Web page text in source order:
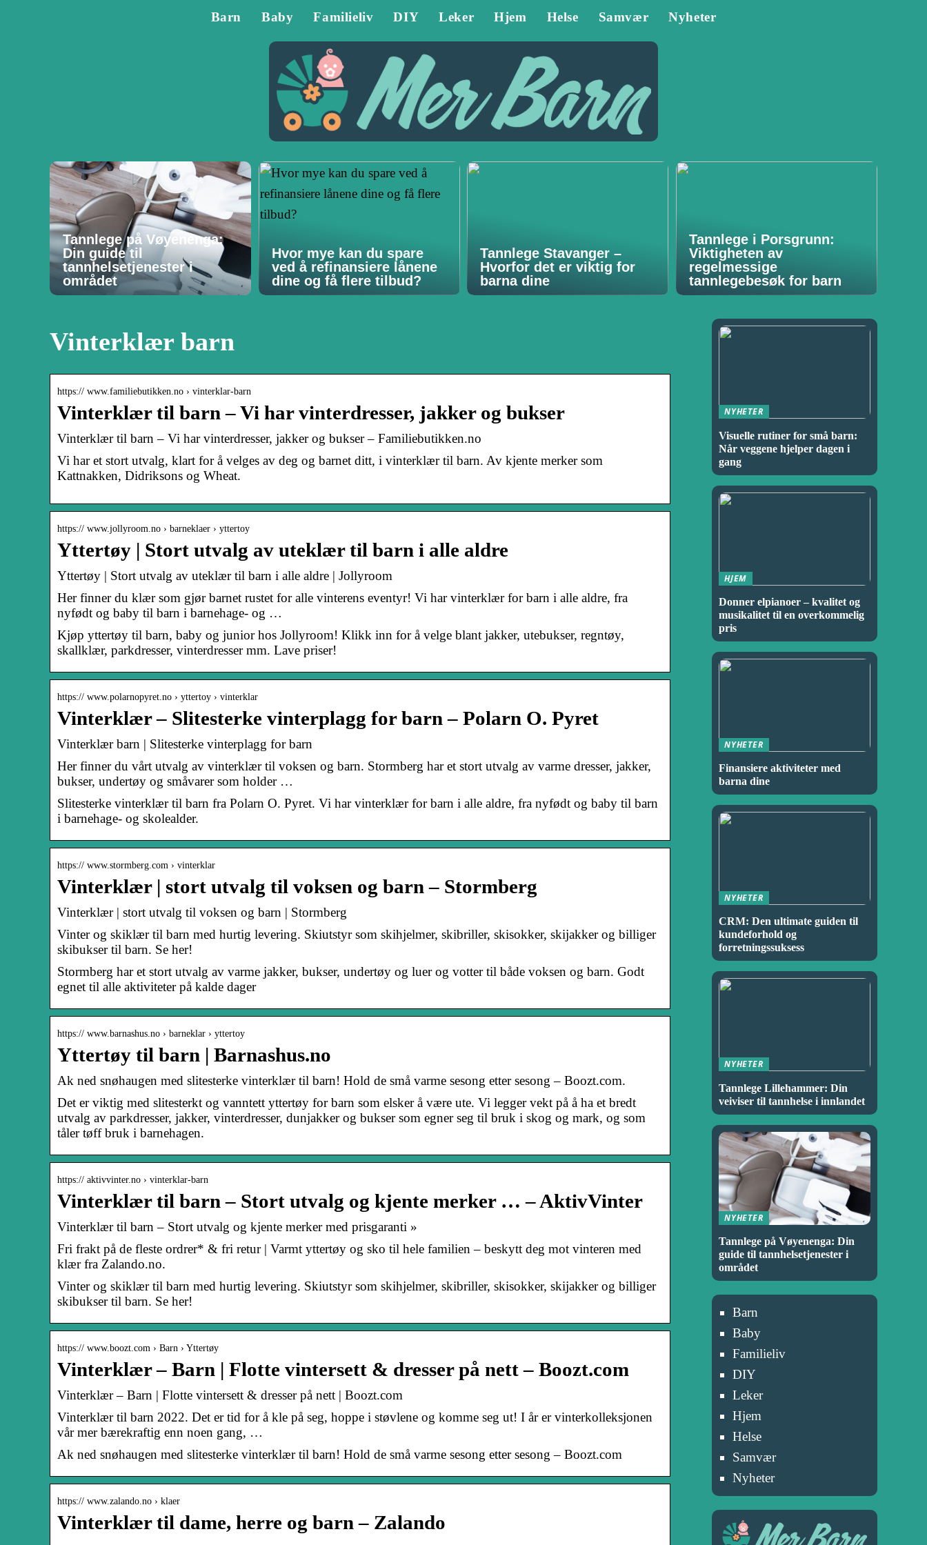
Barn Baby Familieliv DIY Leker Hjem Helse Samvær Nyheter
Tannlege på Vøyenenga:
Din guide til
tannhelsetjenester i
området
Hvor mye kan du spare
ved å refinansiere lånene
dine og få flere tilbud?
Tannlege Stavanger –
Hvorfor det er viktig for
barna dine
Tannlege i Porsgrunn:
Viktigheten av
regelmessige
tannlegebesøk for barn
Vinterklær barn
https:// www.familiebutikken.no › vinterklar-barn
Vinterklær til barn – Vi har vinterdresser, jakker og bukser
Vinterklær til barn – Vi har vinterdresser, jakker og bukser – Familiebutikken.no
Vi har et stort utvalg, klart for å velges av deg og barnet ditt, i vinterklær til barn. Av kjente merker som
Kattnakken, Didriksons og Wheat.
https:// www.jollyroom.no › barneklaer › yttertoy
Yttertøy | Stort utvalg av uteklær til barn i alle aldre
Yttertøy | Stort utvalg av uteklær til barn i alle aldre | Jollyroom
Her finner du klær som gjør barnet rustet for alle vinterens eventyr! Vi har vinterklær for barn i alle aldre, fra
nyfødt og baby til barn i barnehage- og …
Kjøp yttertøy til barn, baby og junior hos Jollyroom! Klikk inn for å velge blant jakker, utebukser, regntøy,
skallklær, parkdresser, vinterdresser mm. Lave priser!
https:// www.polarnopyret.no › yttertoy › vinterklar
Vinterklær – Slitesterke vinterplagg for barn – Polarn O. Pyret
Vinterklær barn | Slitesterke vinterplagg for barn
Her finner du vårt utvalg av vinterklær til voksen og barn. Stormberg har et stort utvalg av varme dresser, jakker,
bukser, undertøy og småvarer som holder …
Slitesterke vinterklær til barn fra Polarn O. Pyret. Vi har vinterklær for barn i alle aldre, fra nyfødt og baby til barn
i barnehage- og skolealder.
https:// www.stormberg.com › vinterklar
Vinterklær | stort utvalg til voksen og barn – Stormberg
Vinterklær | stort utvalg til voksen og barn | Stormberg
Vinter og skiklær til barn med hurtig levering. Skiutstyr som skihjelmer, skibriller, skisokker, skijakker og billiger
skibukser til barn. Se her!
Stormberg har et stort utvalg av varme jakker, bukser, undertøy og luer og votter til både voksen og barn. Godt
egnet til alle aktiviteter på kalde dager
https:// www.barnashus.no › barneklar › yttertoy
Yttertøy til barn | Barnashus.no
Ak ned snøhaugen med slitesterke vinterklær til barn! Hold de små varme sesong etter sesong – Boozt.com.
Det er viktig med slitesterkt og vanntett yttertøy for barn som elsker å være ute. Vi legger vekt på å ha et bredt
utvalg av parkdresser, jakker, vinterdresser, dunjakker og bukser som egner seg til bruk i skog og mark, og som
tåler tøff bruk i barnehagen.
https:// aktivvinter.no › vinterklar-barn
Vinterklær til barn – Stort utvalg og kjente merker … – AktivVinter
Vinterklær til barn – Stort utvalg og kjente merker med prisgaranti »
Fri frakt på de fleste ordrer* & fri retur | Varmt yttertøy og sko til hele familien – beskytt deg mot vinteren med
klær fra Zalando.no.
Vinter og skiklær til barn med hurtig levering. Skiutstyr som skihjelmer, skibriller, skisokker, skijakker og billiger
skibukser til barn. Se her!
https:// www.boozt.com › Barn › Yttertøy
Vinterklær – Barn | Flotte vintersett & dresser på nett – Boozt.com
Vinterklær – Barn | Flotte vintersett & dresser på nett | Boozt.com
Vinterklær til barn 2022. Det er tid for å kle på seg, hoppe i støvlene og komme seg ut! I år er vinterkolleksjonen
vår mer bærekraftig enn noen gang, …
Ak ned snøhaugen med slitesterke vinterklær til barn! Hold de små varme sesong etter sesong – Boozt.com
https:// www.zalando.no › klaer
Vinterklær til dame, herre og barn – Zalando
NYHETER
Visuelle rutiner for små barn:
Når veggene hjelper dagen i
gang
HJEM
Donner elpianoer – kvalitet og
musikalitet til en overkommelig
pris
NYHETER
Finansiere aktiviteter med
barna dine
NYHETER
CRM: Den ultimate guiden til
kundeforhold og
forretningssuksess
NYHETER
Tannlege Lillehammer: Din
veiviser til tannhelse i innlandet
NYHETER
Tannlege på Vøyenenga: Din
guide til tannhelsetjenester i
området
Barn
Baby
Familieliv
DIY
Leker
Hjem
Helse
Samvær
Nyheter